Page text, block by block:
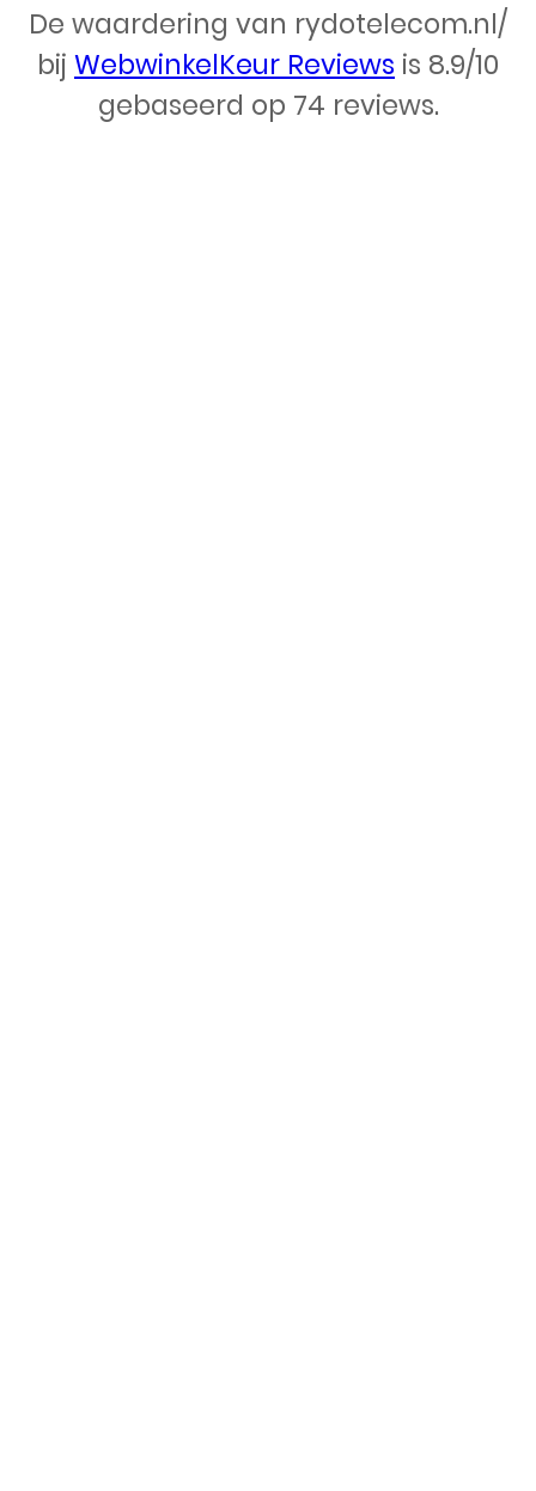
Webdesign – Rydo Telecom
De waardering van rydotelecom.nl/
bij WebwinkelKeur Reviews is 8.9/10
gebaseerd op 74 reviews.